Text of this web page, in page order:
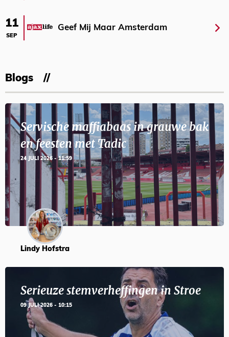
11
SEP
Geef Mij Maar Amsterdam
Blogs
Servische maffiabaas in grauwe bak
en feesten met Tadic
24 JULI 2026 - 11:59
Lindy Hofstra
Serieuze stemverheffingen in Stroe
09 JULI 2026 - 10:15